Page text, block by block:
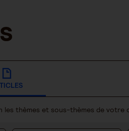
thèmes et sous-thèmes de votre